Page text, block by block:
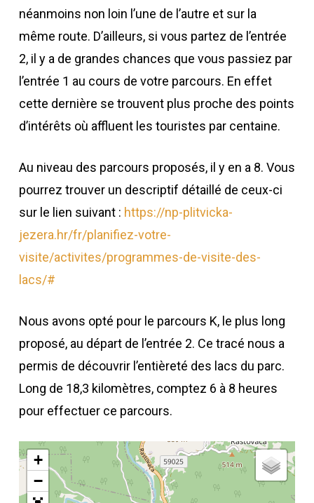
néanmoins non loin l’une de l’autre et sur la
même route. D’ailleurs, si vous partez de l’entrée
2, il y a de grandes chances que vous passiez par
l’entrée 1 au cours de votre parcours. En effet
cette dernière se trouvent plus proche des points
d’intérêts où affluent les touristes par centaine.
Au niveau des parcours proposés, il y en a 8. Vous
pourrez trouver un descriptif détaillé de ceux-ci
sur le lien suivant : https://np-plitvicka-
jezera.hr/fr/planifiez-votre-
visite/activites/programmes-de-visite-des-
lacs/#
Nous avons opté pour le parcours K, le plus long
proposé, au départ de l’entrée 2. Ce tracé nous a
permis de découvrir l’entièreté des lacs du parc.
Long de 18,3 kilomètres, comptez 6 à 8 heures
pour effectuer ce parcours.
+
−